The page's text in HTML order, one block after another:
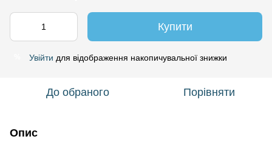
Купити
Увійти для відображення накопичувальної знижки
До обраного Порівняти
Опис